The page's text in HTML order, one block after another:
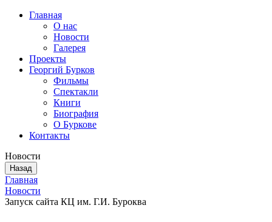
Главная
О нас
Новости
Галерея
Проекты
Георгий Бурков
Фильмы
Спектакли
Книги
Биография
О Буркове
Контакты
Новости
Назад
Главная
Новости
Запуск сайта КЦ им. Г.И. Буроква